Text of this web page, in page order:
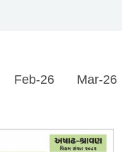
Feb-26 Mar-26